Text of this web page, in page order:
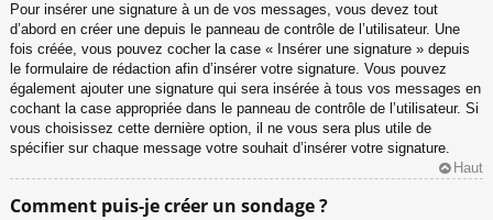
Pour insérer une signature à un de vos messages, vous devez tout
d’abord en créer une depuis le panneau de contrôle de l’utilisateur. Une
fois créée, vous pouvez cocher la case « Insérer une signature » depuis
le formulaire de rédaction afin d’insérer votre signature. Vous pouvez
également ajouter une signature qui sera insérée à tous vos messages en
cochant la case appropriée dans le panneau de contrôle de l’utilisateur. Si
vous choisissez cette dernière option, il ne vous sera plus utile de
spécifier sur chaque message votre souhait d’insérer votre signature.
Haut
Comment puis-je créer un sondage ?